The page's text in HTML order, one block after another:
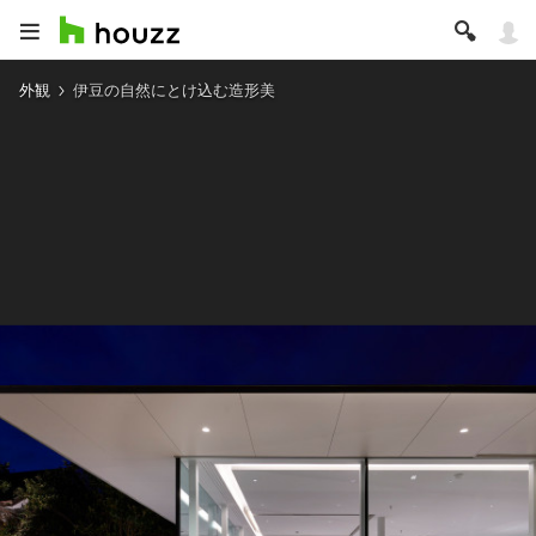
外観 伊豆の自然にとけ込む造形美